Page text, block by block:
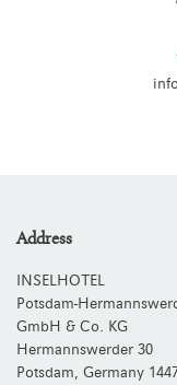
Address
INSELHOTEL
Potsdam-
GmbH & Co. KG
Hermannswerder 30
Potsdam, Germany